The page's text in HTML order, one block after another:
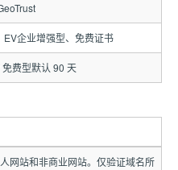
EV企业增强型、免费证书
费型默认 90 天
网站和非商业网站。仅验证域名所